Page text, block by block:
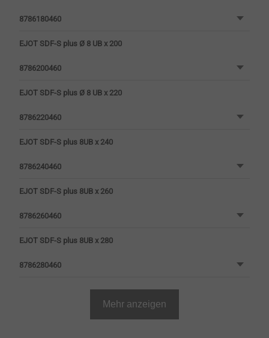
8786180460
EJOT SDF-S plus Ø 8 UB x 200
8786200460
EJOT SDF-S plus Ø 8 UB x 220
8786220460
EJOT SDF-S plus 8UB x 240
8786240460
EJOT SDF-S plus 8UB x 260
8786260460
EJOT SDF-S plus 8UB x 280
8786280460
Mehr anzeigen